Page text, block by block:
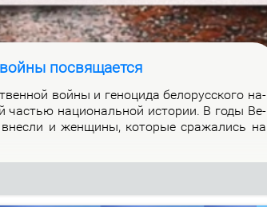
посвящается
вой­ны и ге­но­ци­да бе­ло­рус­ско­го на­
ча­стью на­цио­наль­ной ис­то­рии. В го­ды Ве­
и жен­щи­ны, ко­то­рые сра­жа­лись на